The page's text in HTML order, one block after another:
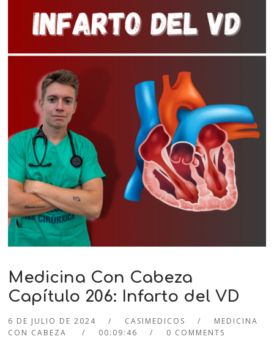
Medicina Con Cabeza
Capítulo 206: Infarto del VD
6 DE JULIO DE 2024 CASIMEDICOS
MEDICINA
CON CABEZA
00:09:46 0 COMMENTS